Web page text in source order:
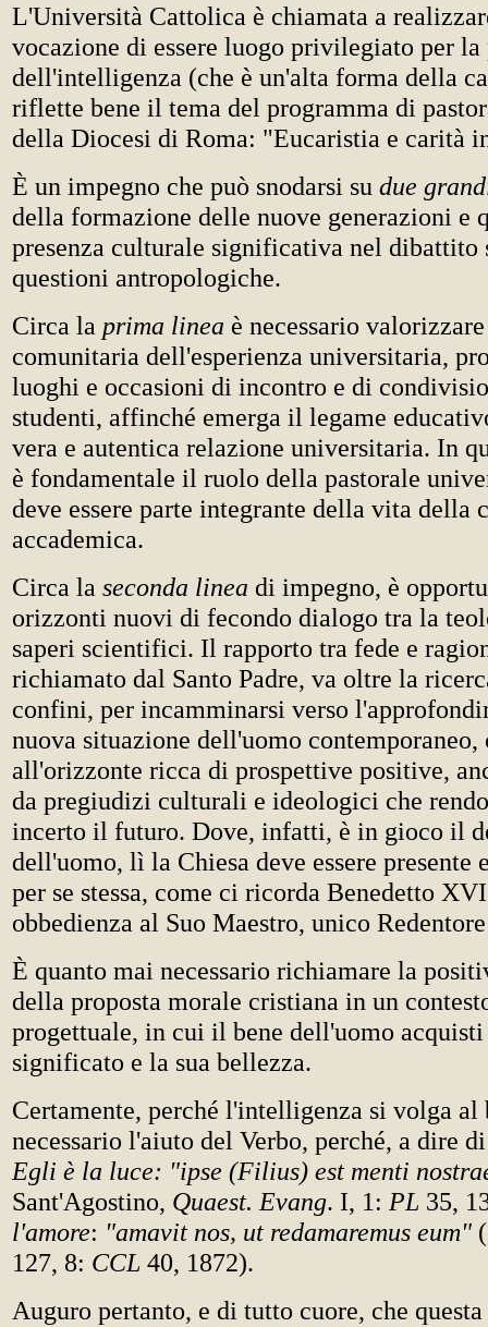
L'Università Cattolica è chiamata a
vocazione di essere luogo privilegiato per la
dell'intelligenza (che è un'alta forma della
riflette bene il tema del programma di
della Diocesi di Roma: "Eucaristia e carità
È un impegno che può snodarsi su due
della formazione delle nuove generazioni e
presenza culturale significativa nel dibattito
questioni antropologiche.
Circa la prima linea è necessario
comunitaria dell'esperienza universitaria,
luoghi e occasioni di incontro e di
studenti, affinché emerga il legame
vera e autentica relazione universitaria. In
è fondamentale il ruolo della pastorale
deve essere parte integrante della vita della
accademica.
Circa la seconda linea di impegno, è
orizzonti nuovi di fecondo dialogo tra la
saperi scientifici. Il rapporto tra fede e
richiamato dal Santo Padre, va oltre la
confini, per incamminarsi verso
nuova situazione dell'uomo contemporaneo,
all'orizzonte ricca di prospettive positive,
da pregiudizi culturali e ideologici che
incerto il futuro. Dove, infatti, è in gioco il
dell'uomo, lì la Chiesa deve essere presente
per se stessa, come ci ricorda Benedetto
obbedienza al Suo Maestro, unico
È quanto mai necessario richiamare la
della proposta morale cristiana in un
progettuale, in cui il bene dell'uomo
significato e la sua bellezza.
Certamente, perché l'intelligenza si volga al
necessario l'aiuto del Verbo, perché, a dire
Egli è la luce: "ipse (Filius) est menti
Sant'Agostino, Quaest. Evang. I, 1: PL 35,
l'amore: "amavit nos, ut redamaremus eum"
127, 8: CCL 40, 1872).
Auguro pertanto, e di tutto cuore, che